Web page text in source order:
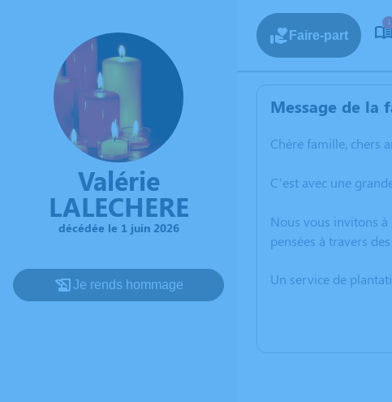
Valérie
LALECHERE
décédée le 1 juin 2026
Je rends hommage
Faire-part
1
Message de la
Chère famille, chers
C’est avec une
Nous vous invitons
pensées à travers
Un service de